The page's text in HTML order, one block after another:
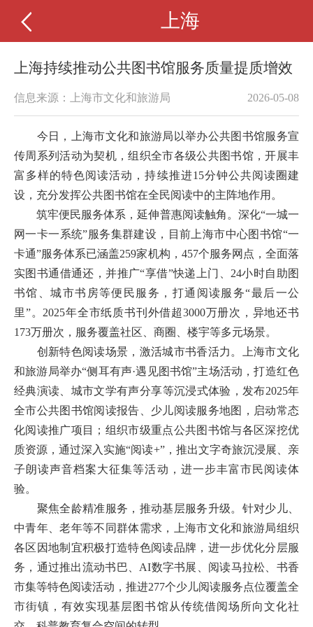
上海
上海持续推动公共图书馆服务质量提质增效
信息来源：上海市文化和旅游局 2026-05-08
今日，上海市文化和旅游局以举办公共图书馆服务宣
传周系列活动为契机，组织全市各级公共图书馆，开展丰
富多样的特色阅读活动，持续推进15分钟公共阅读圈建
设，充分发挥公共图书馆在全民阅读中的主阵地作用。
筑牢便民服务体系，延伸普惠阅读触角。 深化“一城一
网一卡一系统”服务集群建设，
目前上海市中心图书馆“一
卡通”服务体系已涵盖259家机构，457个服务网点 ， 全面落
实图书通借通还，并推广“享借”快递上门、24小时自助图
书馆、城市书房等便民服务，打通阅读服务“最后一公
里”。2025年全市纸质书刊外借超3000万册次，异地还书
173万册次，服务覆盖社区、商圈、楼宇等多元场景。
创新特色阅读场景，激活城市书香活力 。 上海市文化
和旅游局举办“侧耳有声·遇见图书馆”主场活动，打造红色
经典演读、城市文学有声分享等沉浸式体验，发布2025年
全市公共图书馆阅读报告、少儿阅读服务地图，启动常态
化阅读推广项目； 组织市级重点公共图书馆与各区深挖优
质资源，通过深入实施“阅读+”， 推出文字奇旅沉浸展 、亲
子朗读声音档案大征集等活动，进一步丰富市民阅读体
验。
聚焦全龄精准服务，推动基层服务升级。针对少儿、
中青年、老年等不同群体需求，
上海市文化和旅游局组织
各区因地制宜积极打造特色阅读品牌，进一步优化分层服
务，通过推出流动书巴、 AI数字书展、阅读马拉松、书香
市集等特色阅读活动，推进277个少儿阅读服务点位覆盖全
市街镇，有效实现基层图书馆从传统借阅场所向文化社